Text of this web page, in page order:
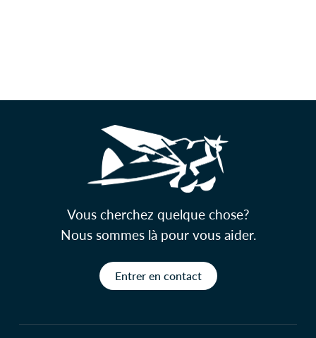
Vous cherchez quelque chose?
Nous sommes là pour vous aider.
Entrer en contact